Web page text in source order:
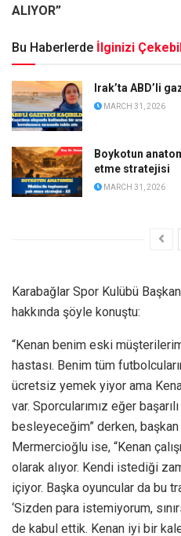
ALIYOR”
Bu Haberlerde İlginizi
Irak’ta ABD’li
MARCH 31, 2026
Boykotun
etme stratejisi
MARCH 31, 2026
Karabağlar Spor Kulübü
hakkında şöyle konuştu:
“Kenan benim eski
hastası. Benim tüm
ücretsiz yemek yiyor ama
var. Sporcularımız eğer
besleyeceğim” derken, başkan
Mermercioğlu ise, “Kenan
olarak alıyor. Kendi istediği
içiyor. Başka oyuncular da bu
‘Sizden para istemiyorum,
de kabul ettik. Kenan iyi bir